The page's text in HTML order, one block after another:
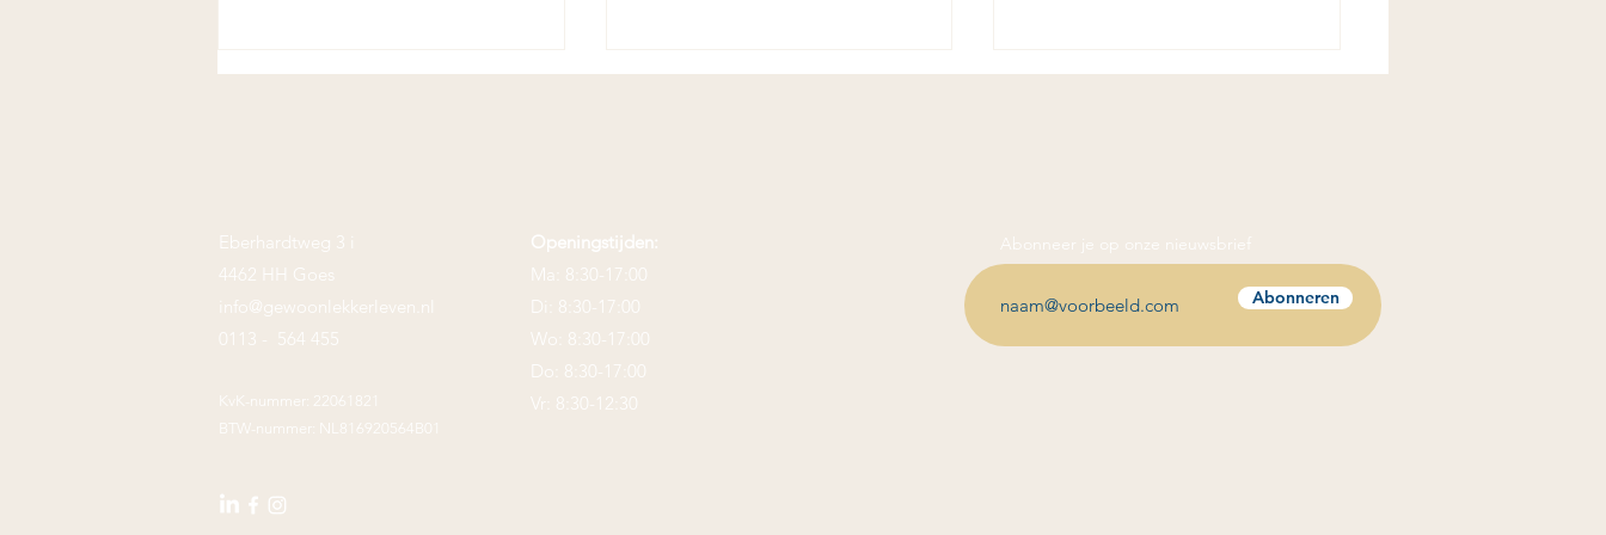
Het achtste wereldwonder
rendement!
Eberhardtweg 3 i
4462 HH Goes
info@gewoonlekkerleven.nl
0113 - 564 455
KvK-nummer: 22061821
BTW-nummer: NL816920564B01
Openingstijden:
Ma: 8:30-17:00
Di: 8:30-17:00
Wo: 8:30-17:00
Do: 8:30-17:00
Vr: 8:30-12:30
Abonneer je op onze nieuwsbrief
Abonneren